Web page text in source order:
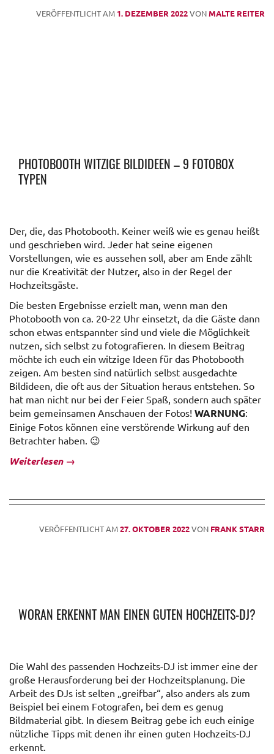
VERÖFFENTLICHT AM 1. DEZEMBER 2022VONMALTE REITER
PHOTOBOOTH WITZIGE BILDIDEEN – 9 FOTOBOX
TYPEN
Der, die, das Photobooth. Keiner weiß wie es genau heißt
und geschrieben wird. Jeder hat seine eigenen
Vorstellungen, wie es aussehen soll, aber am Ende zählt
nur die Kreativität der Nutzer, also in der Regel der
Hochzeitsgäste.
Die besten Ergebnisse erzielt man, wenn man den
Photobooth von ca. 20-22 Uhr einsetzt, da die Gäste dann
schon etwas entspannter sind und viele die Möglichkeit
nutzen, sich selbst zu fotografieren. In diesem Beitrag
möchte ich euch ein witzige Ideen für das Photobooth
zeigen. Am besten sind natürlich selbst ausgedachte
Bildideen, die oft aus der Situation heraus entstehen. So
hat man nicht nur bei der Feier Spaß, sondern auch später
beim gemeinsamen Anschauen der Fotos! WARNUNG:
Einige Fotos können eine verstörende Wirkung auf den
Betrachter haben. 😉
Weiterlesen →
VERÖFFENTLICHT AM27. OKTOBER 2022VON FRANK STARR
WORAN ERKENNT MAN EINEN GUTEN HOCHZEITS-DJ?
Die Wahl des passenden Hochzeits-DJ ist immer eine der
große Herausforderung bei der Hochzeitsplanung. Die
Arbeit des DJs ist selten „greifbar“, also anders als zum
Beispiel bei einem Fotografen, bei dem es genug
Bildmaterial gibt. In diesem Beitrag gebe ich euch einige
nützliche Tipps mit denen ihr einen guten Hochzeits-DJ
erkennt.